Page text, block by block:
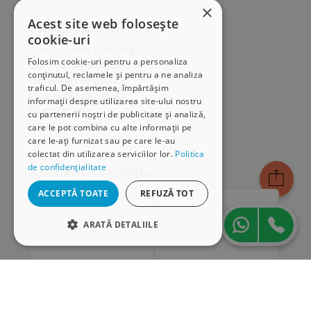
Nadji Rahmania, Universitatea Lille l, Franta;
Contiu Tiberiu Cristi Soitu, Universitatea
„Alexandru Ioan Cuza” din Iasi, Romania.
Editor Sef
Daniela-Tatiana Soitu, Universitatea „Alexandru
Ioan Cuza” din Iasi, Romania
Editor
Cătălin Luca, Asociatia Alternative Sociale, Romania
Membri
Gheorghe Pascaru, Asociatia Alternative Sociale din
Iasi, Romania
Mihaela Pitea, Asociația Alternative Sociale,
Romania
×
Acest site web folosește
cookie-uri
Folosim cookie-uri pentru a personaliza
conținutul, reclamele și pentru a ne analiza
traficul. De asemenea, împărtășim
informații despre utilizarea site-ului nostru
cu partenerii noștri de publicitate și analiză,
care le pot combina cu alte informații pe
care le-ați furnizat sau pe care le-au
colectat din utilizarea serviciilor lor. Politica
de confidențialitate
ACCEPTĂ TOATE REFUZĂ TOT
ARATĂ DETALIILE
Serviciu clienți
Cum comand online
Modalități de plată
Livrarea produselor
SEAP/SICAP
Hartă site
Cariere
Abonare newsletter